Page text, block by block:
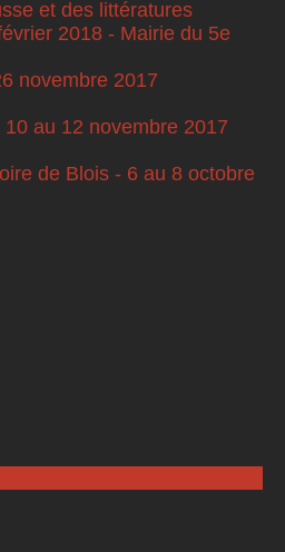
et des littératures
2018 - Mairie du 5e
novembre 2017
au 12 novembre 2017
de Blois - 6 au 8 octobre